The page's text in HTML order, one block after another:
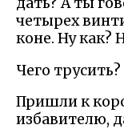
четырех
коне. Ну как?
Чего
Пришли к
избавителю,